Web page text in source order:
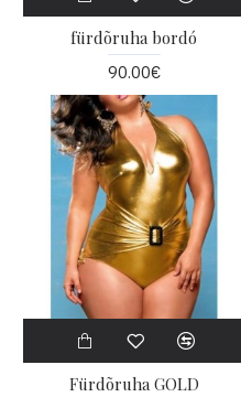
fürdõruha bordó
90.00€
Fürdõruha GOLD